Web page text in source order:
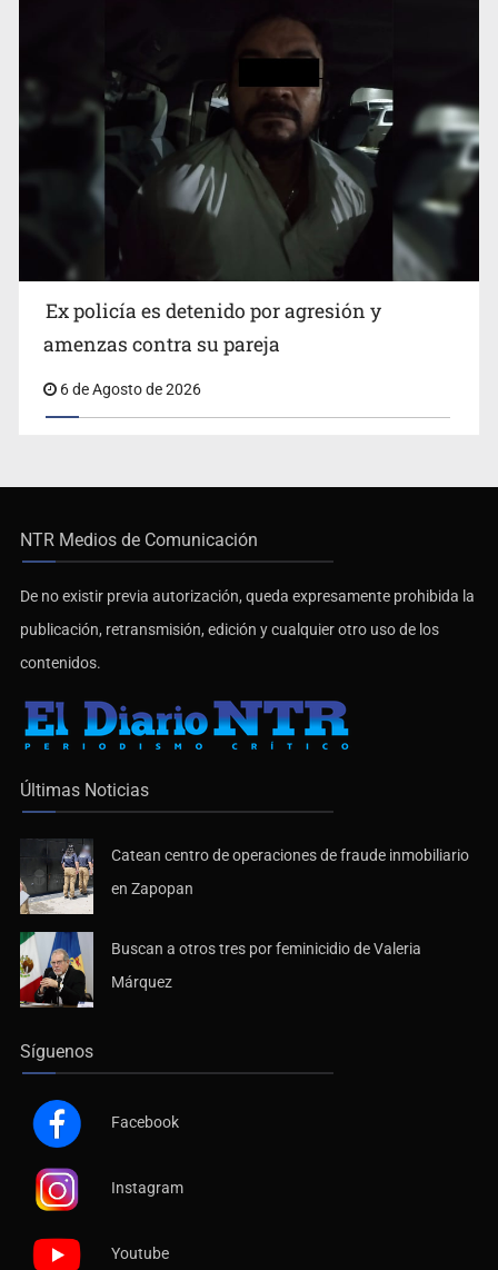
Ex policía es detenido por agresión y
amenzas contra su pareja
6 de Agosto de 2026
NTR Medios de Comunicación
De no existir previa autorización, queda expresamente prohibida la
publicación, retransmisión, edición y cualquier otro uso de los
contenidos.
Últimas Noticias
Catean centro de operaciones de fraude inmobiliario
en Zapopan
Buscan a otros tres por feminicidio de Valeria
Márquez
Síguenos
Facebook
Instagram
Youtube